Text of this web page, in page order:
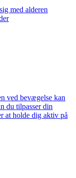
med alderen
ved bevægelse kan
du tilpasser din
at holde dig aktiv på